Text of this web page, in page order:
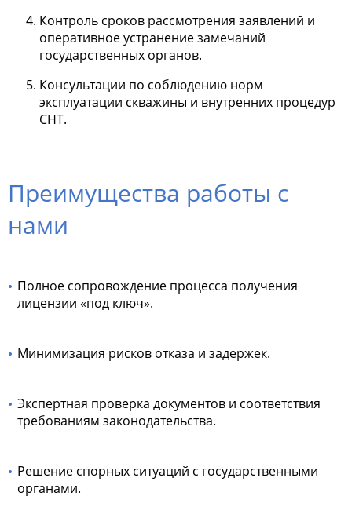
Контроль сроков рассмотрения заявлений и
оперативное устранение замечаний
государственных органов.
Консультации по соблюдению норм
эксплуатации скважины и внутренних процедур
СНТ.
Преимущества работы с
нами
Полное сопровождение процесса получения
лицензии «под ключ».
Минимизация рисков отказа и задержек.
Экспертная проверка документов и соответствия
требованиям законодательства.
Решение спорных ситуаций с государственными
органами.